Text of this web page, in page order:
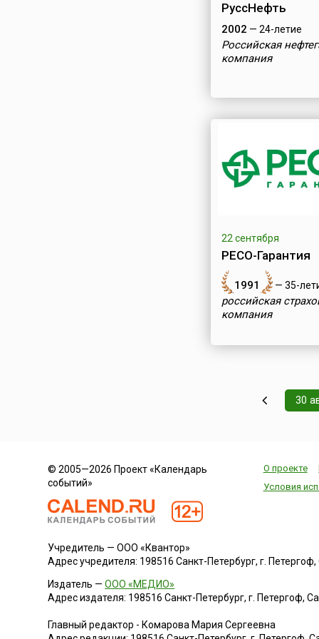
РуссНефть
2002 — 24-летие
Российская
компания
22 сентября
РЕСО-Гарантия
1991 — 35-
российская
компания
30
© 2005—2026 Проект «Календарь
событий»
О проекте
Условия
Учредитель — ООО «Квантор»
Адрес учредителя: 198516 Санкт-Петербург, г.
Издатель —ООО «МЕДИО»
Адрес издателя: 198516 Санкт-Петербург, г. Петергоф,
Главный редактор - Комарова Мария Сергеевна